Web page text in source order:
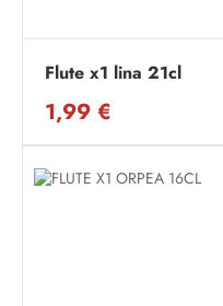
Flute x1 lina 21cl
1,99 €